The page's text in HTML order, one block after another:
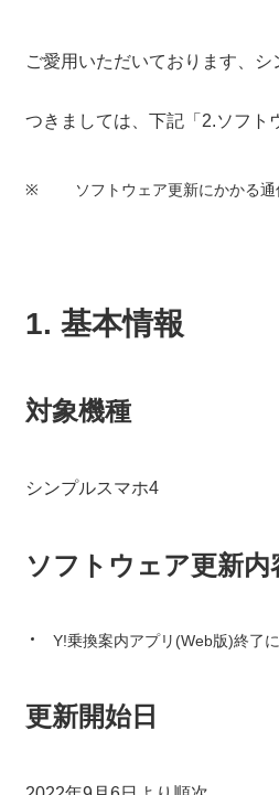
ご愛用いただいております、
つきましては、下記「2.ソフト
※ ソフトウェア更新にかかる通
1. 基本情報
対象機種
シンプルスマホ4
ソフトウェア更新内
Y!乗換案内アプリ(Web版)終了
更新開始日